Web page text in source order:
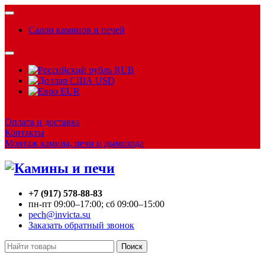
Салон каминов и печей
RUB
USD
EUR
Оплата и доставка
Контакты
Монтаж камина, печи и дымохода
+7 (917) 578-88-83
пн-пт 09:00–17:00; сб 09:00–15:00
pech@invicta.su
Заказать обратный звонок
Поиск